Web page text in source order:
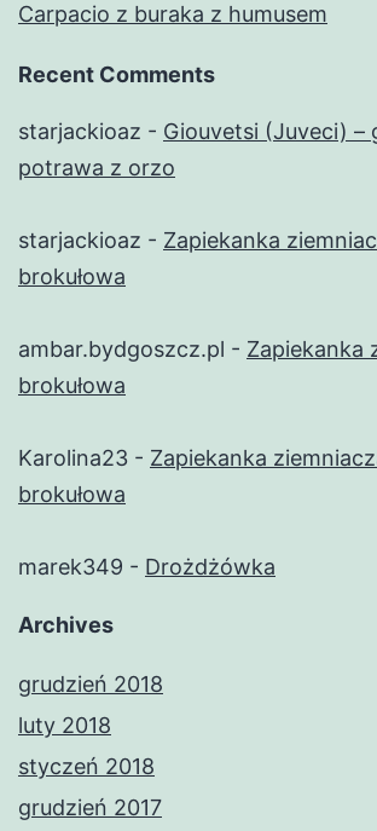
Carpacio z buraka z humusem
Recent Comments
starjackioaz - Giouvetsi (Juveci) –
potrawa z orzo
starjackioaz - Zapiekanka
brokułowa
ambar.bydgoszcz.pl - Zapiekanka
brokułowa
Karolina23 - Zapiekanka
brokułowa
marek349 - Drożdżówka
Archives
grudzień 2018
luty 2018
styczeń 2018
grudzień 2017